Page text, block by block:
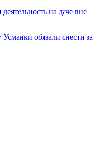
на даче вне
обязали снести за